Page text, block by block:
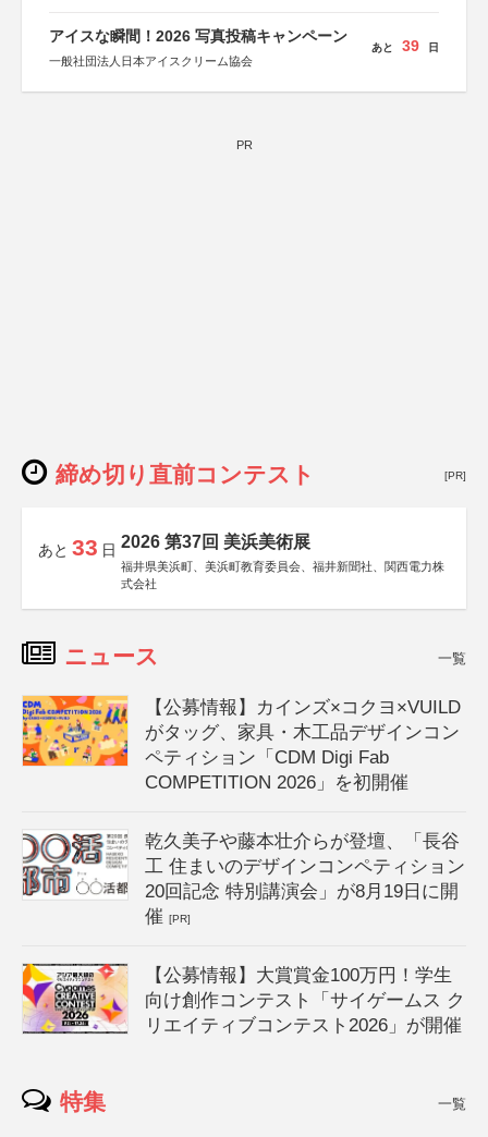
アイスな瞬間！2026 写真投稿キャンペーン
一般社団法人日本アイスクリーム協会
あと 39 日
PR
締め切り直前コンテスト [PR]
あと 33 日 2026 第37回 美浜美術展
福井県美浜町、美浜町教育委員会、福井新聞社、関西電力株
式会社
ニュース 一覧
【公募情報】カインズ×コクヨ×VUILD
がタッグ、家具・木工品デザインコン
ペティション「CDM Digi Fab
COMPETITION 2026」を初開催
乾久美子や藤本壮介らが登壇、「長谷
工 住まいのデザインコンペティション
20回記念 特別講演会」が8月19日に開
催[PR]
【公募情報】大賞賞金100万円！学生
向け創作コンテスト「サイゲームス ク
リエイティブコンテスト2026」が開催
特集 一覧